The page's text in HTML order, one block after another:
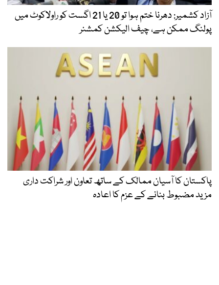
آزاد کشمیر: دھرنا ختم ہوا تو 20 یا 21 اگست کو راولاکوٹ میں
پولنگ ممکن ہے، چیف الیکشن کمشنر
پاکستان کا آسیان ممالک کے ساتھ تعاون اور شراکت داری
مزید مضبوط بنانے کے عزم کا اعادہ